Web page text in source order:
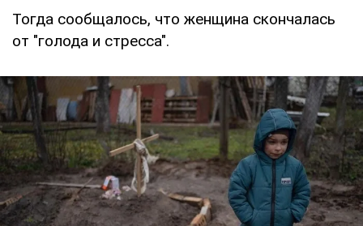
Тогда сообщалось, что женщина скончалась
от "голода и стресса".